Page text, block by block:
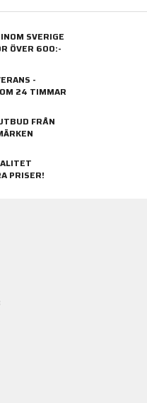
SVERIGE
ÖVER 600:-
-
24 TIMMAR
FRÅN
PRISER!